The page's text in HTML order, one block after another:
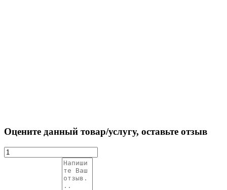
Оцените данный товар/услугу, оставьте отзыв